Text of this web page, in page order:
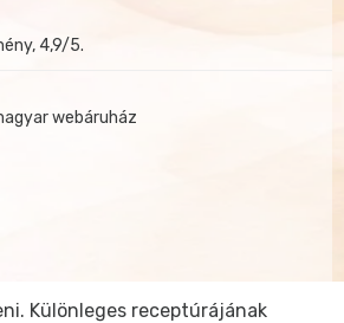
4,9/5.
webáruház
Különleges receptúrájának